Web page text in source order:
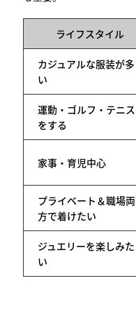
ライフスタイル
カジュアルな服装が多
い
運動・ゴルフ・テニス
をする
家事・育児中心
プライベート＆職場両
方で着けたい
ジュエリーを楽しみた
い